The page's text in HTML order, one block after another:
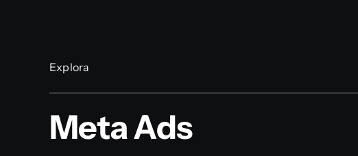
Explora
Meta Ads